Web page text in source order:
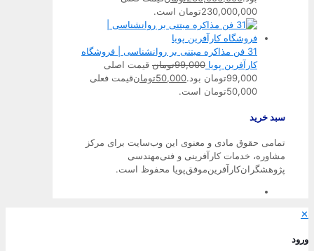
230,000,000تومان است.
31 فن مذاکره مبتنی بر روانشناسی | فروشگاه
کارآفرین پویا 99,000تومان قیمت اصلی
99,000تومان بود.
50,000تومانقیمت فعلی
50,000تومان است.
سبد خرید
تمامی حقوق مادی و معنوی این وب‌سایت برای مرکز
مشاوره، خدمات کارآفرینی و فنی‌مهندسی
پژوهشگران‌کارآفرین‌موفق‌پویا محفوظ است.